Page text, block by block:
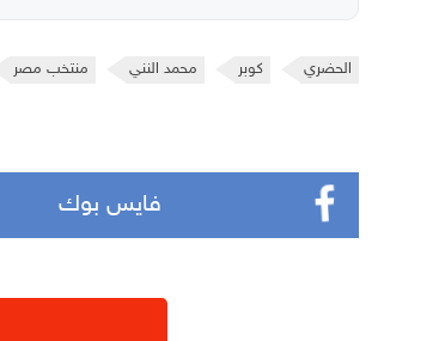
الحضري كوبر محمد النني منتخب مصر
فايس بوك